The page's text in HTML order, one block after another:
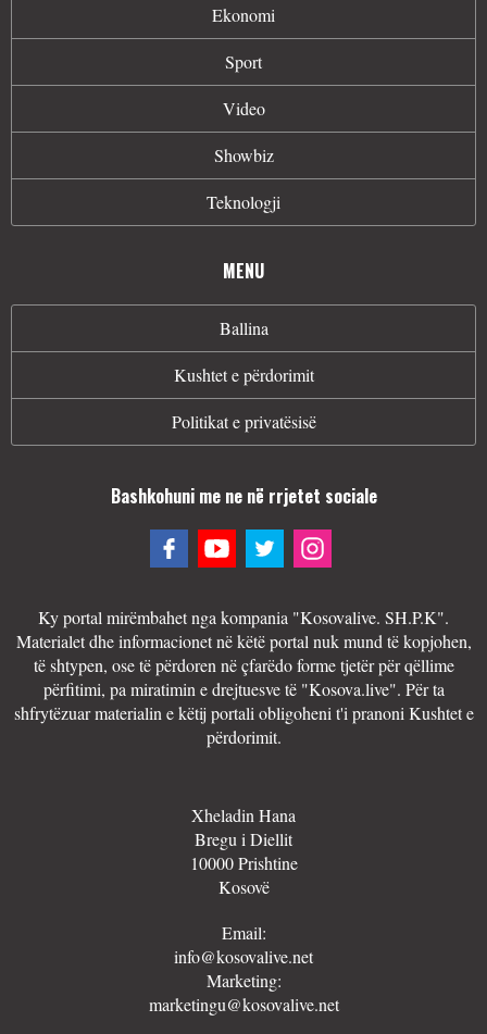
Ekonomi
Sport
Video
Showbiz
Teknologji
MENU
Ballina
Kushtet e përdorimit
Politikat e privatësisë
Bashkohuni me ne në rrjetet sociale
Ky portal mirëmbahet nga kompania "Kosovalive. SH.P.K".
Materialet dhe informacionet në këtë portal nuk mund të kopjohen,
të shtypen, ose të përdoren në çfarëdo forme tjetër për qëllime
përfitimi, pa miratimin e drejtuesve të "Kosova.live". Për ta
shfrytëzuar materialin e këtij portali obligoheni t'i pranoni Kushtet e
përdorimit.
Xheladin Hana
Bregu i Diellit
10000 Prishtine
Kosovë
Email:
info@kosovalive.net
Marketing:
marketingu@kosovalive.net